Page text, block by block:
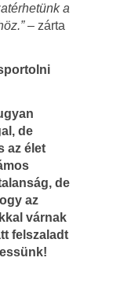
a
– zárta
de
az élet
de
az
várnak
felszaladt